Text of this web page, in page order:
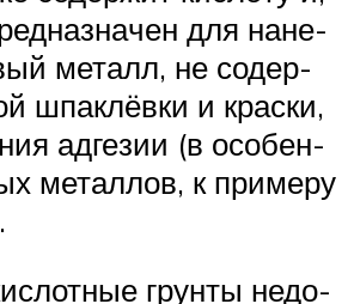
для нане­
металл, не содер­
шпа­клёв­ки и крас­ки,
адге­зии (в осо­бен­
метал­лов, к при­ме­ру
грун­ты недо­